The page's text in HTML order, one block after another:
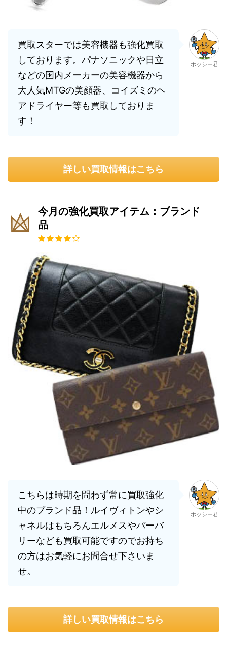
買取スターでは美容機器も強化買取
しております。パナソニックや日立
などの国内メーカーの美容機器から
大人気MTGの美顔器、コイズミのヘ
アドライヤー等も買取しておりま
す！
ホッシー君
詳しい買取情報はこちら
今月の強化買取アイテム：ブランド
品
こちらは時期を問わず常に買取強化
中のブランド品！ルイヴィトンやシ
ャネルはもちろんエルメスやバーバ
リーなども買取可能ですのでお持ち
の方はお気軽にお問合せ下さいま
せ。
ホッシー君
詳しい買取情報はこちら